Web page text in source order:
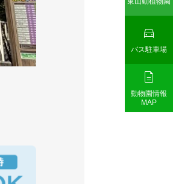

バス駐車場

動物園情報
MAP